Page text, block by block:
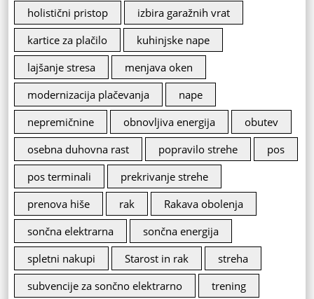
holistični pristop
izbira garažnih vrat
kartice za plačilo
kuhinjske nape
lajšanje stresa
menjava oken
modernizacija plačevanja
nape
nepremičnine
obnovljiva energija
obutev
osebna duhovna rast
popravilo strehe
pos
pos terminali
prekrivanje strehe
prenova hiše
rak
Rakava obolenja
sončna elektrarna
sončna energija
spletni nakupi
Starost in rak
streha
subvencije za sončno elektrarno
trening